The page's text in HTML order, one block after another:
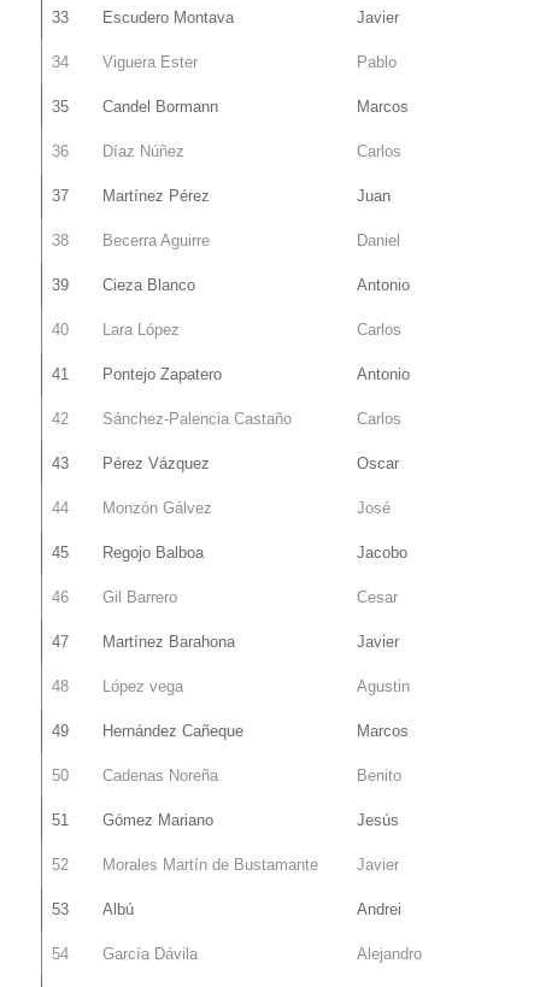
33 Escudero Montava Javier
34 Viguera Ester Pablo
35 Candel Bormann Marcos
36 Díaz Núñez Carlos
37 Martínez Pérez Juan
38 Becerra Aguirre Daniel
39 Cieza Blanco Antonio
40 Lara López Carlos
41 Pontejo Zapatero Antonio
42 Sánchez-Palencia Castaño Carlos
43 Pérez Vázquez Oscar
44 Monzón Gálvez José
45 Regojo Balboa Jacobo
46 Gil Barrero Cesar
47 Martínez Barahona Javier
48 López vega Agustin
49 Hernández Cañeque Marcos
50 Cadenas Noreña Benito
51 Gómez Mariano Jesús
52 Morales Martín de Bustamante Javier
53 Albú Andrei
54 García Dávila Alejandro